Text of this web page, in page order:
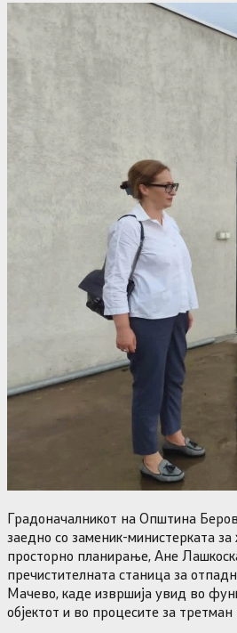
Градоначалникот на Општина
заедно со заменик-министерката
просторно планирање, Ане
пречистителната станица за
Мачево, каде извршија увид во
објектот и во процесите за